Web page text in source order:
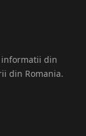
informatii din
din Romania.